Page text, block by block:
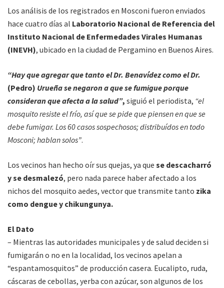
Los análisis de los registrados en Mosconi fueron enviados
hace cuatro días al Laboratorio Nacional de Referencia del
Instituto Nacional de Enfermedades Virales Humanas
(INEVH), ubicado en la ciudad de Pergamino en Buenos Aires.
“Hay que agregar que tanto el Dr. Benavídez como el Dr.
(Pedro) Urueña se negaron a que se fumigue porque
consideran que afecta a la salud”, siguió el periodista, “el
mosquito resiste el frío, así que se pide que piensen en que se
debe fumigar. Los 60 casos sospechosos; distribuídos en todo
Mosconi; hablan solos”.
Los vecinos han hecho oír sus quejas, ya que se descacharró
y se desmalezó, pero nada parece haber afectado a los
nichos del mosquito aedes, vector que transmite tanto zika
como dengue y chikungunya.
El Dato
– Mientras las autoridades municipales y de salud deciden si
fumigarán o no en la localidad, los vecinos apelan a
“espantamosquitos” de producción casera. Eucalipto, ruda,
cáscaras de cebollas, yerba con azúcar, son algunos de los